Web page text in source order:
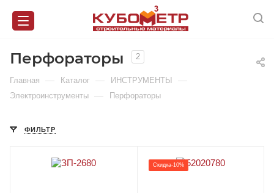
Перфораторы 2
Главная — Каталог — ИНСТРУМЕНТЫ —
Электроинструменты — Перфораторы
ФИЛЬТР
Скидка-10%